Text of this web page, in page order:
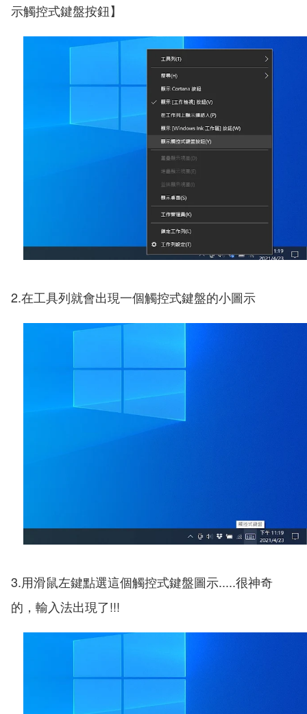
示觸控式鍵盤按鈕】
2.在工具列就會出現一個觸控式鍵盤的小圖示
3.用滑鼠左鍵點選這個觸控式鍵盤圖示.....很神奇
的，輸入法出現了!!!